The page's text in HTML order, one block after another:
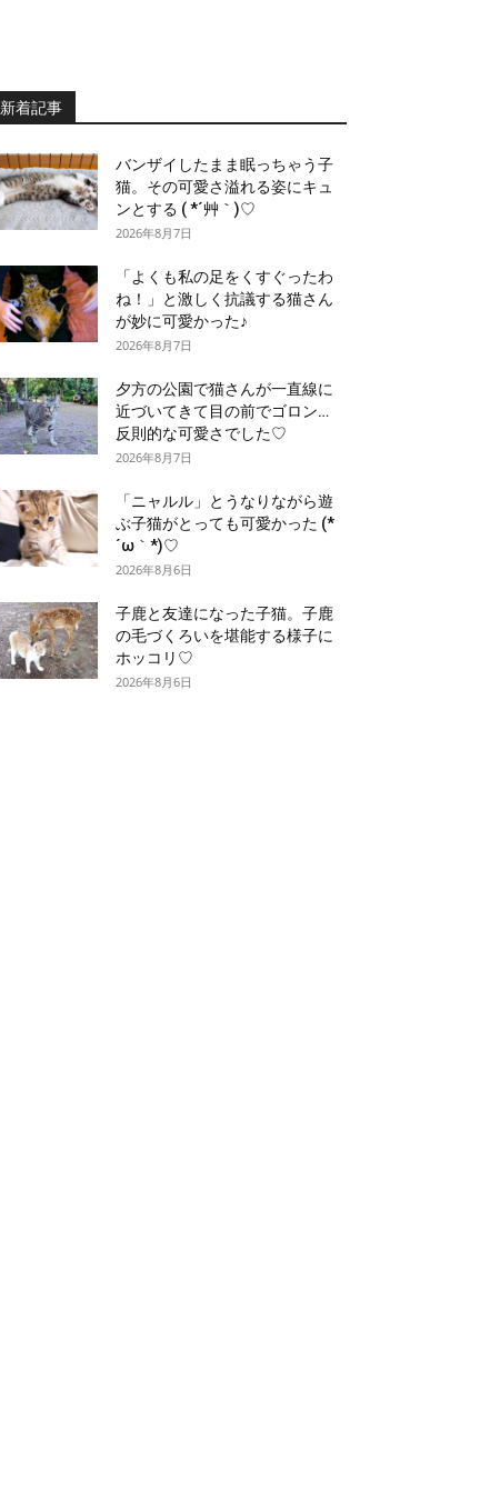
新着記事
バンザイしたまま眠っちゃう子
猫。その可愛さ溢れる姿にキュ
ンとする ( *´艸｀)♡
2026年8月7日
「よくも私の足をくすぐったわ
ね！」と激しく抗議する猫さん
が妙に可愛かった♪
2026年8月7日
夕方の公園で猫さんが一直線に
近づいてきて目の前でゴロン…
反則的な可愛さでした♡
2026年8月7日
「ニャルル」とうなりながら遊
ぶ子猫がとっても可愛かった (*
´ω｀*)♡
2026年8月6日
子鹿と友達になった子猫。子鹿
の毛づくろいを堪能する様子に
ホッコリ♡
2026年8月6日